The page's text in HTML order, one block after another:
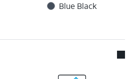
Blue Black